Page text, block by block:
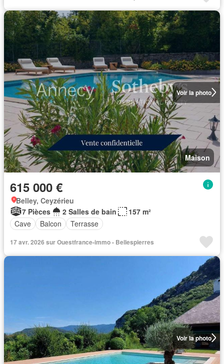
Voir la photo
Maison
615 000 €
Belley, Ceyzérieu
7 Pièces
2 Salles de bain
157 m²
Cave
Balcon Terrasse
17 avr. 2026 sur Ouestfrance-immo - Bellespierres
Voir la photo